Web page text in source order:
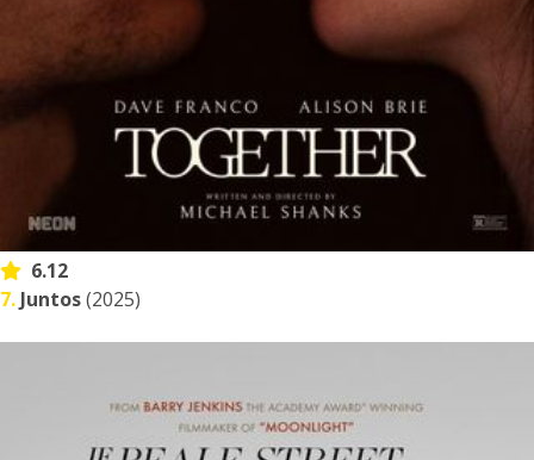
6.12
7. Juntos(2025)